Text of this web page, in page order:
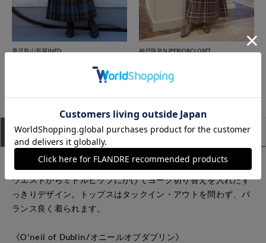
鹿児島山形屋INED 神戸阪急SUPERIORCLOSET
もっと見る
アイテム説明 サイズ詳細 購入レビュー
■デザイン
ウエストからミドルヒップにかけてヨーク切り替えを入れたす
っきりデザイン。トップスはタックイン・アウトを問わず、バ
ランス良く着られます。
《O'neil of Dublin/オニールオブダブリン》